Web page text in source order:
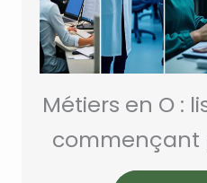
Métiers en O :
commençant